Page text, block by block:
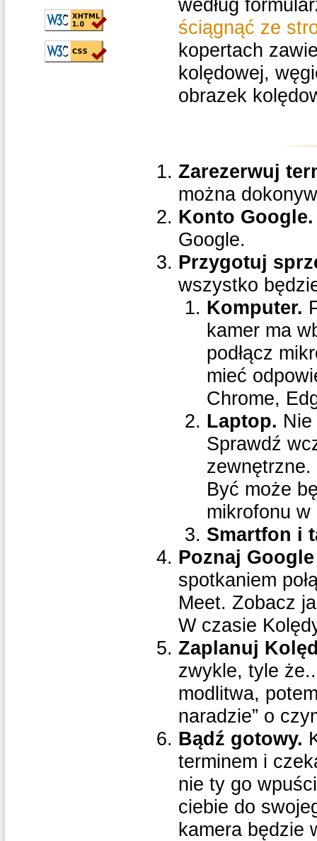
ściągnąć ze
kopertach
kolędowej,
obrazek
Zarezerwuj
można
Konto Google.
Google.
Przygotuj
wszystko
Komputer.
kamer ma
podłącz
mieć
Chrome,
Laptop.
Sprawdź
Być może
mikrofonu
Smartfon i
Poznaj
spotkaniem
Meet. Zobacz
W czasie
Zaplanuj
zwykle, tyle
modlitwa,
naradzie” o
Bądź gotowy.
terminem i
nie ty go
ciebie do
kamera będzie